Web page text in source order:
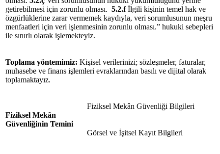
getirebilmesi için zorunlu olması. 5.2.fİlgili kişinin temel hak ve
özgürlüklerine zarar vermemek kaydıyla, veri sorumlusunun meşru
menfaatleri için veri işlenmesinin zorunlu olması.” hukuki sebepleri
ile sınırlı olarak işlemekteyiz.
Toplama yöntemimiz: Kişisel verilerinizi; sözleşmeler, faturalar,
muhasebe ve finans işlemleri evraklarından basılı ve dijital olarak
toplamaktayız.
Fiziksel Mekân
Güvenliğinin Temini
Fiziksel Mekân Güvenliği Bilgileri
Görsel ve İşitsel Kayıt Bilgileri